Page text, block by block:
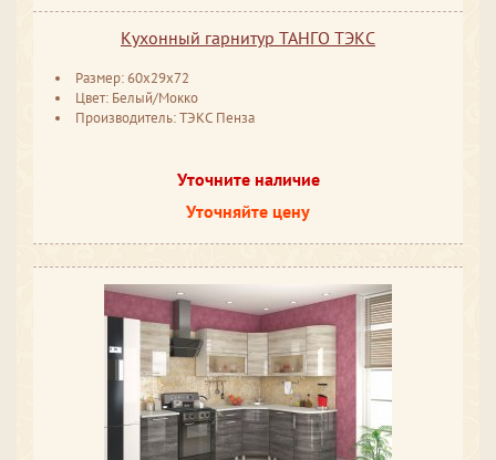
Кухонный гарнитур ТАНГО ТЭКС
Размер: 60x29x72
Цвет: Белый/Мокко
Производитель: ТЭКС Пенза
Уточните наличие
Уточняйте цену